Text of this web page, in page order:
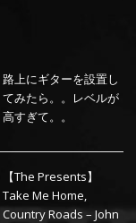
路上にギターを設置し
てみたら。。レベルが
高すぎて。。
【The Presents】
Take Me Home,
Country Roads – John